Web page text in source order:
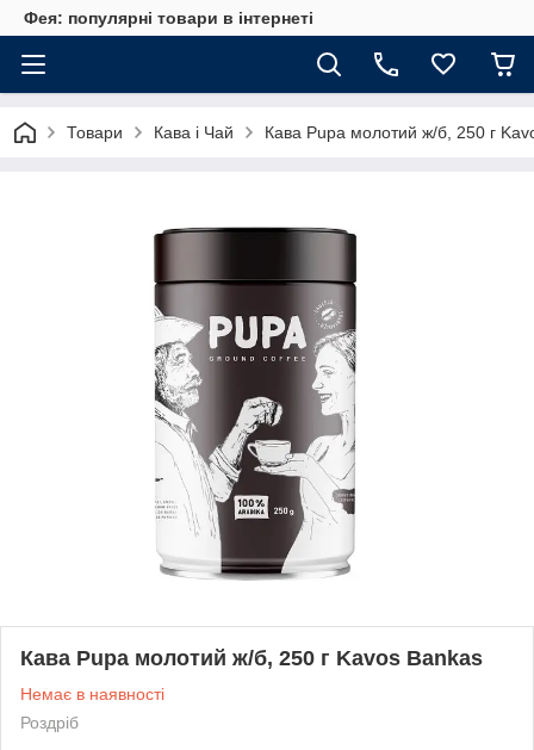
Фея: популярні товари в інтернеті
Товари Кава і Чай Кава Pupa молотий ж/б, 250 г
Кава Pupa молотий ж/б, 250 г Kavos Bankas
Немає в наявності
Роздріб